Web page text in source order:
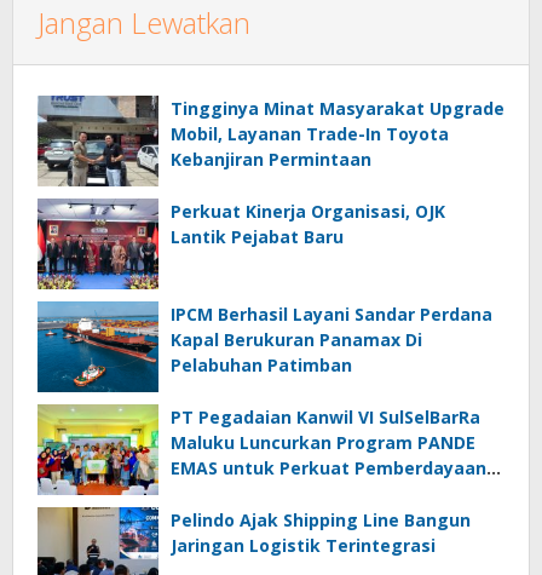
Jangan Lewatkan
Tingginya Minat Masyarakat Upgrade
Mobil, Layanan Trade-In Toyota
Kebanjiran Permintaan
Perkuat Kinerja Organisasi, OJK
Lantik Pejabat Baru
IPCM Berhasil Layani Sandar Perdana
Kapal Berukuran Panamax Di
Pelabuhan Patimban
PT Pegadaian Kanwil VI SulSelBarRa
Maluku Luncurkan Program PANDE
EMAS untuk Perkuat Pemberdayaan
Pelindo Ajak Shipping Line Bangun
Jaringan Logistik Terintegrasi